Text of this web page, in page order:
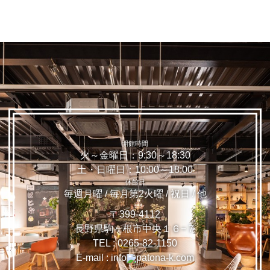
>
開館時間
火～金曜日：9:30～18:30
土・日曜日：10:00～18:00
休館日
毎週月曜 / 毎月第2火曜 / 祝日 / 他
〒399-4112
長野県駒ヶ根市中央１６−７
TEL :0265-82-1150
E-mail : info
patona-k.com